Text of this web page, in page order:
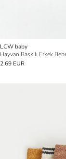
LCW baby
Hayvan Baskılı Erkek
2.69 EUR